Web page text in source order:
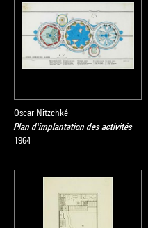
Oscar Nitzchké
Plan d'implantation des activités
1964